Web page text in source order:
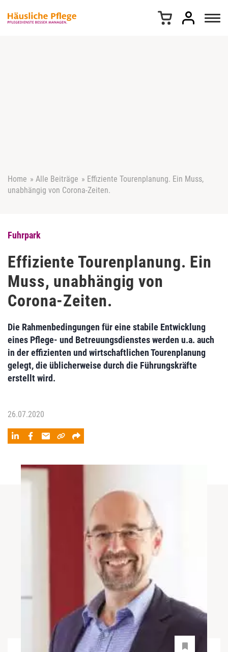
Home » Alle Beiträge » Effiziente Tourenplanung. Ein Muss,
unabhängig von Corona-Zeiten.
Fuhrpark
Effiziente Tourenplanung. Ein
Muss, unabhängig von
Corona-Zeiten.
Die Rahmenbedingungen für eine stabile Entwicklung
eines Pflege- und Betreuungsdienstes werden u.a. auch
in der effizienten und wirtschaftlichen Tourenplanung
gelegt, die üblicherweise durch die Führungskräfte
erstellt wird.
26.07.2020